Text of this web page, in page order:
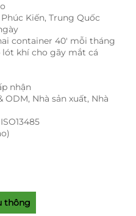
Kiến, Trung Quốc
container 40' mỗi tháng
lót khí cho gãy mắt cá
nhận
ODM, Nhà sản xuất, Nhà
thông